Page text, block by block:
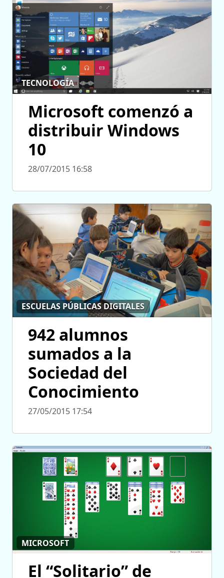
TECNOLOGÍA
Microsoft comenzó a
distribuir Windows
10
28/07/2015 16:58
ESCUELAS PÚBLICAS DIGITALES
942 alumnos
sumados a la
Sociedad del
Conocimiento
27/05/2015 17:54
MICROSOFT
El “Solitario” de